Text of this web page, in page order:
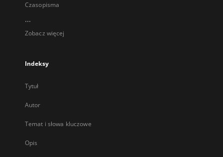
Czasopisma
...
Zobacz więcej
Indeksy
Tytuł
Autor
Temat i słowa kluczowe
Opis